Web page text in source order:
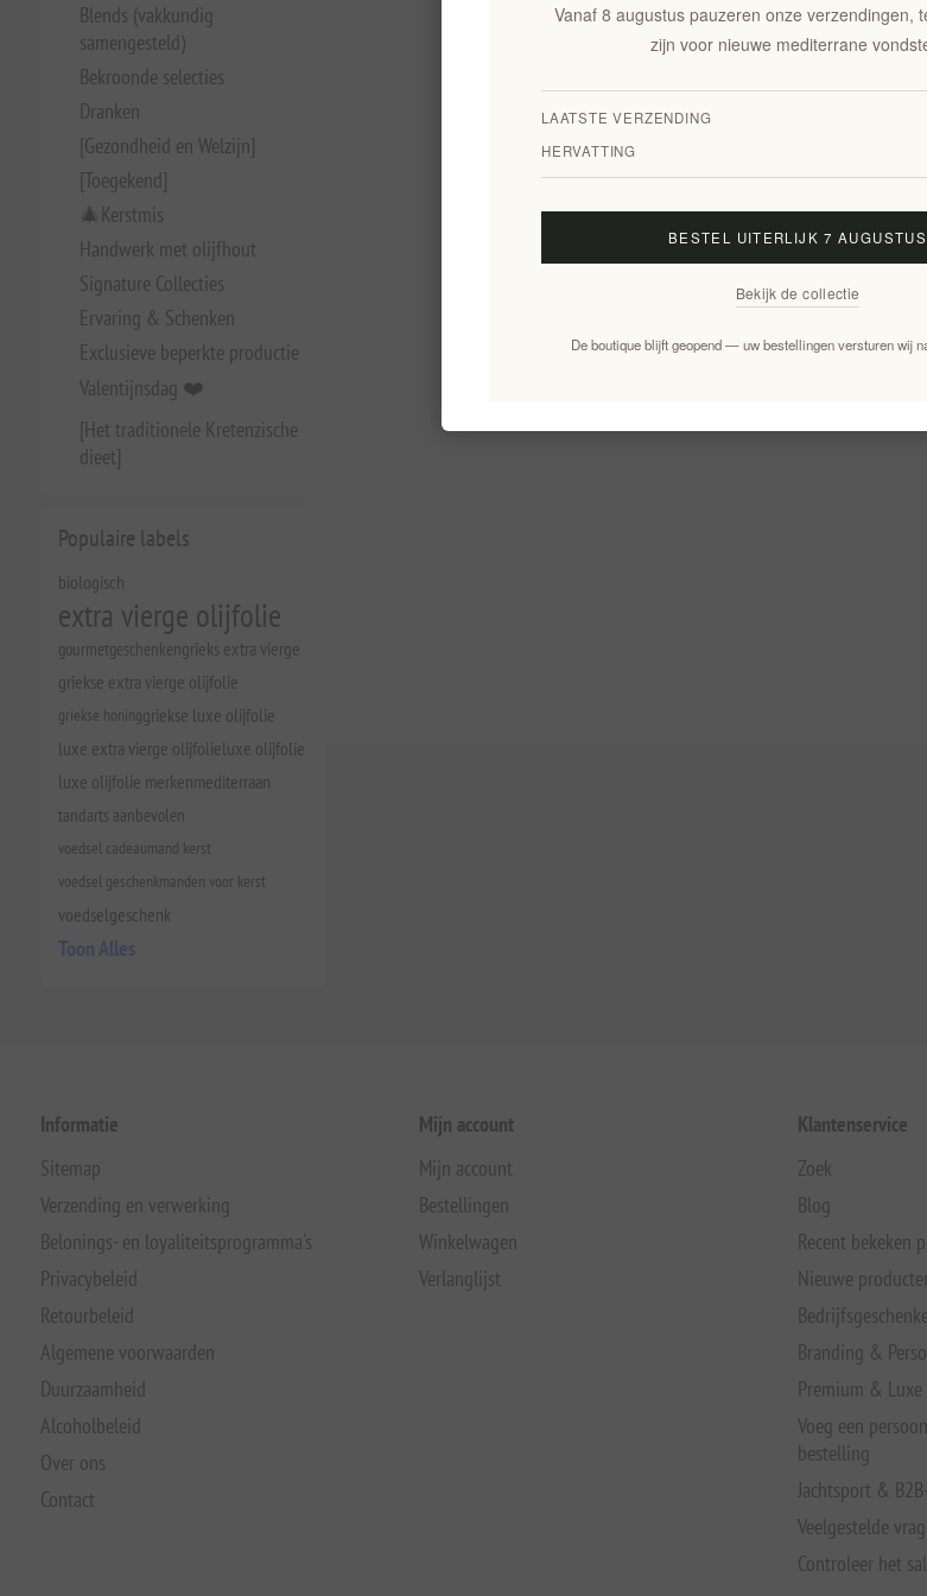
Blends (vakkundig
samengesteld)
Bekroonde selecties
Dranken
[Gezondheid en Welzijn]
[Toegekend]
🎄Kerstmis
Handwerk met olijfhout
Signature Collecties
Ervaring & Schenken
Exclusieve beperkte productie
Valentijnsdag ❤️
[Het traditionele Kretenzische
dieet]
Populaire labels
biologisch
extra vierge olijfolie
gourmetgeschenkengrieks extra vierge
griekse extra vierge olijfolie
griekse honinggriekse luxe olijfolie
luxe extra vierge olijfolieluxe olijfolie
luxe olijfolie merkenmediterraan
tandarts aanbevolen
voedsel cadeaumand kerst
voedsel geschenkmanden voor kerst
voedselgeschenk
Toon Alles
Informatie
Sitemap
Verzending en verwerking
Belonings- en loyaliteitsprogramma's
Privacybeleid
Retourbeleid
Algemene voorwaarden
Duurzaamheid
Alcoholbeleid
Over ons
Contact
Mijn account
Mijn account
Bestellingen
Winkelwagen
Verlanglijst
Klantenservice
Zoek
Blog
Recent bekeken
Nieuwe
Branding &
Premium & Luxe
Voeg een
bestelling
Jachtsport &
Veelgestelde
Controleer het
Vanaf 8 augustus pauzeren onze verzendingen,
zijn voor nieuwe mediterrane
LAATSTE VERZENDING
HERVATTING
BESTEL UITERLIJK 7 AUGUSTUS
Bekijk de collectie
De boutique blijft geopend — uw bestellingen versturen wij